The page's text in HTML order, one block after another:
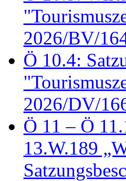
2026/BV/
Ö 10.4:
2026/DV/
Ö 11 – Ö
13.W.189